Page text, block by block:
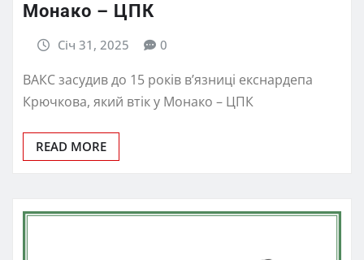
Монако – ЦПК
Січ 31, 2025 0
ВАКС засудив до 15 років в’язниці екснардепа
Крючкова, який втік у Монако – ЦПК
READ MORE